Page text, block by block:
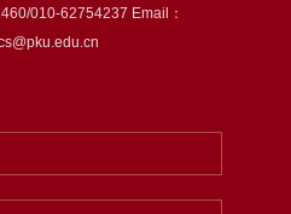
010-62754237 Email：